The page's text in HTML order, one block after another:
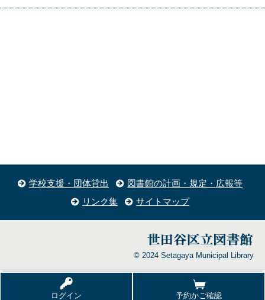
ログイン 予約かご確認
学校支援・団体貸出
図書館の計画・規定・広報等
リンク集
サイトマップ
© 2024 Setagaya Municipal Library